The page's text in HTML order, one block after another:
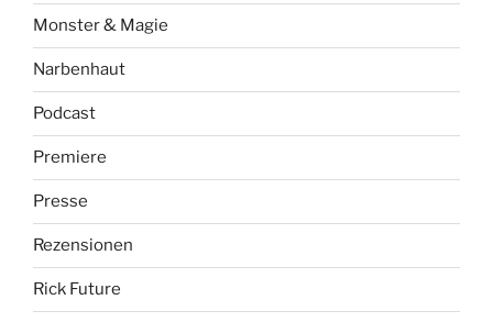
Monster & Magie
Narbenhaut
Podcast
Premiere
Presse
Rezensionen
Rick Future